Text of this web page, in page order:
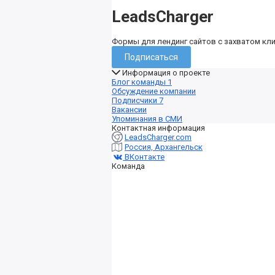
LeadsCharger
Формы для лендинг сайтов с захватом
Подписаться
Информация о проекте
Блог команды 1
Обсуждение компании
Подписчики 7
Вакансии
Упоминания в СМИ
Контактная информация
LeadsCharger.com
Россия, Архангельск
ВКонтакте
Команда